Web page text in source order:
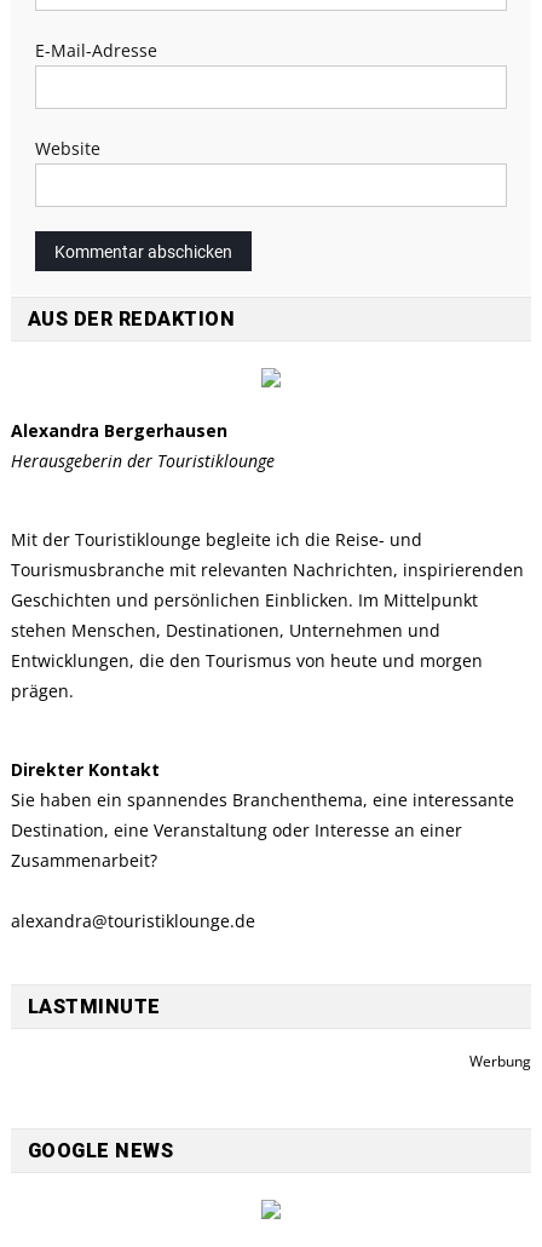
E-Mail-Adresse
Website
AUS DER REDAKTION
Alexandra Bergerhausen
Herausgeberin der Touristiklounge
Mit der Touristiklounge begleite ich die Reise- und
Tourismusbranche mit relevanten Nachrichten, inspirierenden
Geschichten und persönlichen Einblicken. Im Mittelpunkt
stehen Menschen, Destinationen, Unternehmen und
Entwicklungen, die den Tourismus von heute und morgen
prägen.
Direkter Kontakt
Sie haben ein spannendes Branchenthema, eine interessante
Destination, eine Veranstaltung oder Interesse an einer
Zusammenarbeit?
alexandra@touristiklounge.de
LASTMINUTE
Werbung
GOOGLE NEWS